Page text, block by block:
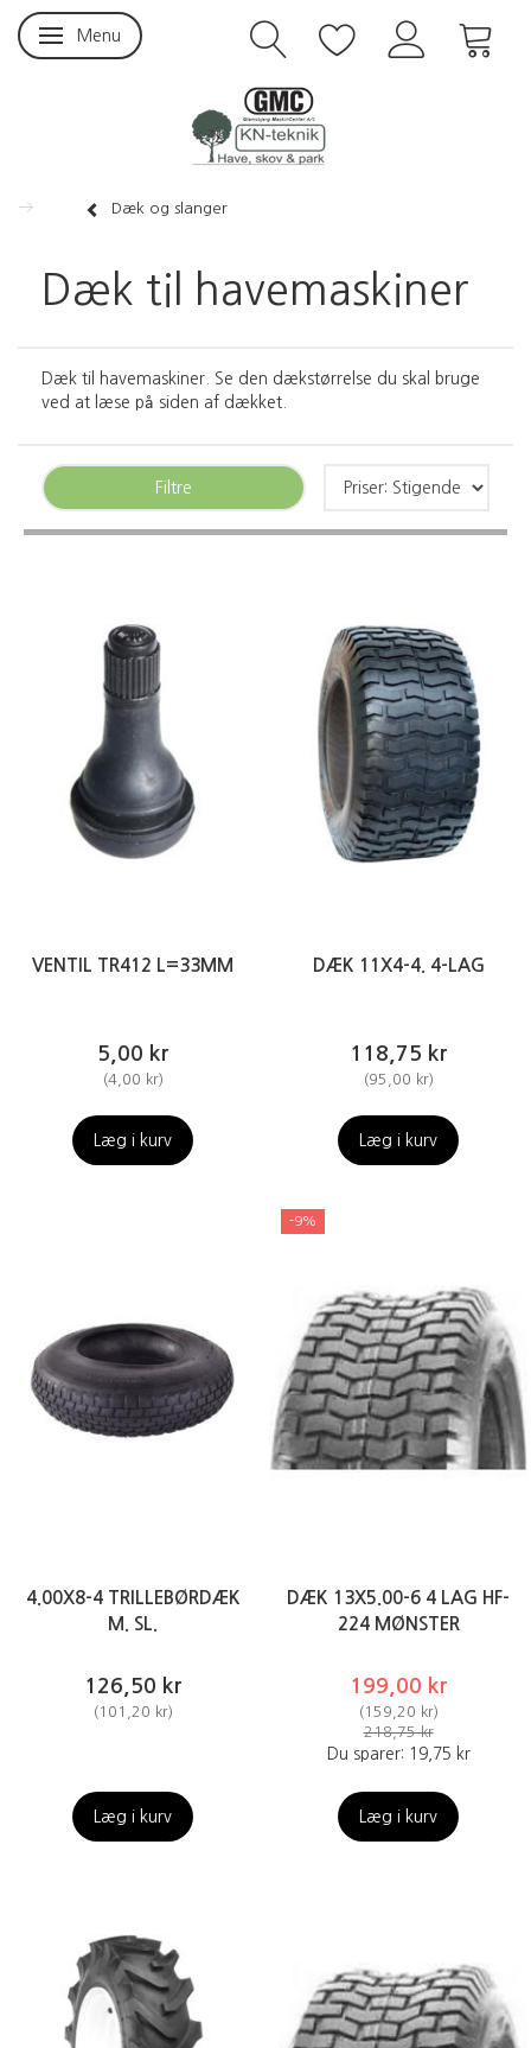
Skifte navigation
Menu
Dæk og slanger
Dæk til havemaskiner
Dæk til havemaskiner. Se den dækstørrelse du skal bruge
ved at læse på siden af dækket.
Filtre
VENTIL TR412 L=33MM
5,00 kr
(4,00 kr)
Læg i kurv
DÆK 11X4-4. 4-LAG
118,75 kr
(95,00 kr)
Læg i kurv
4.00X8-4 TRILLEBØRDÆK
M. SL.
126,50 kr
(101,20 kr)
Læg i kurv
-9%
DÆK 13X5.00-6 4 LAG HF-
224 MØNSTER
199,00 kr
(159,20 kr)
218,75 kr
Du sparer: 19,75 kr
Læg i kurv